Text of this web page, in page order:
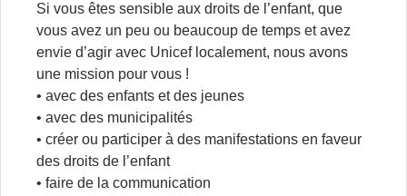
Si vous êtes sensible aux droits de l’enfant, que
vous avez un peu ou beaucoup de temps et avez
envie d’agir avec Unicef localement, nous avons
une mission pour vous !
• avec des enfants et des jeunes
• avec des municipalités
• créer ou participer à des manifestations en faveur
des droits de l’enfant
• faire de la communication